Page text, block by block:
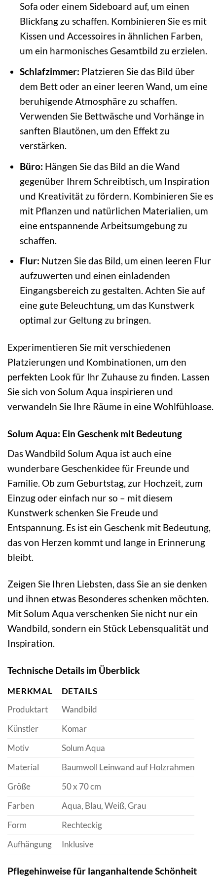
Sofa oder einem Sideboard auf, um einen
Blickfang zu schaffen. Kombinieren Sie es mit
Kissen und Accessoires in ähnlichen Farben,
um ein harmonisches Gesamtbild zu erzielen.
Schlafzimmer: Platzieren Sie das Bild über
dem Bett oder an einer leeren Wand, um eine
beruhigende Atmosphäre zu schaffen.
Verwenden Sie Bettwäsche und Vorhänge in
sanften Blautönen, um den Effekt zu
verstärken.
Büro: Hängen Sie das Bild an die Wand
gegenüber Ihrem Schreibtisch, um Inspiration
und Kreativität zu fördern. Kombinieren Sie es
mit Pflanzen und natürlichen Materialien, um
eine entspannende Arbeitsumgebung zu
schaffen.
Flur: Nutzen Sie das Bild, um einen leeren Flur
aufzuwerten und einen einladenden
Eingangsbereich zu gestalten. Achten Sie auf
eine gute Beleuchtung, um das Kunstwerk
optimal zur Geltung zu bringen.
Experimentieren Sie mit verschiedenen
Platzierungen und Kombinationen, um den
perfekten Look für Ihr Zuhause zu finden. Lassen
Sie sich von Solum Aqua inspirieren und
verwandeln Sie Ihre Räume in eine Wohlfühloase.
Solum Aqua: Ein Geschenk mit Bedeutung
Das Wandbild Solum Aqua ist auch eine
wunderbare Geschenkidee für Freunde und
Familie. Ob zum Geburtstag, zur Hochzeit, zum
Einzug oder einfach nur so – mit diesem
Kunstwerk schenken Sie Freude und
Entspannung. Es ist ein Geschenk mit Bedeutung,
das von Herzen kommt und lange in Erinnerung
bleibt.
Zeigen Sie Ihren Liebsten, dass Sie an sie denken
und ihnen etwas Besonderes schenken möchten.
Mit Solum Aqua verschenken Sie nicht nur ein
Wandbild, sondern ein Stück Lebensqualität und
Inspiration.
Technische Details im Überblick
MERKMAL
DETAILS
Produktart
Wandbild
Künstler
Komar
Motiv
Solum Aqua
Material
Baumwoll Leinwand auf Holzrahmen
Größe
50 x 70 cm
Farben
Aqua, Blau, Weiß, Grau
Form
Rechteckig
Aufhängung
Inklusive
Pflegehinweise für langanhaltende Schönheit